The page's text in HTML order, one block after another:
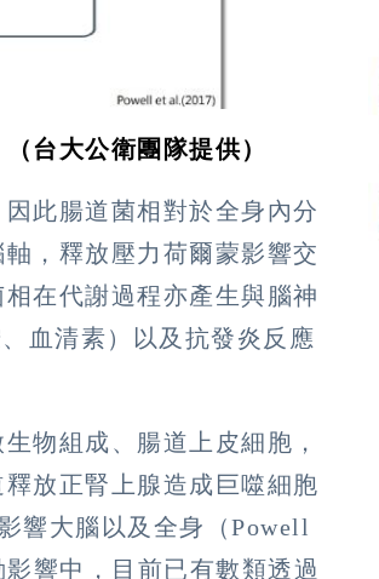
（台大公衛團隊提供）
此腸道菌相對於全身內分
，釋放壓力荷爾蒙影響交
在代謝過程亦產生與腦神
血清素）以及抗發炎反應
物組成、腸道上皮細胞，
放正腎上腺造成巨噬細胞
響大腦以及全身（Powell
響中，目前已有數類透過